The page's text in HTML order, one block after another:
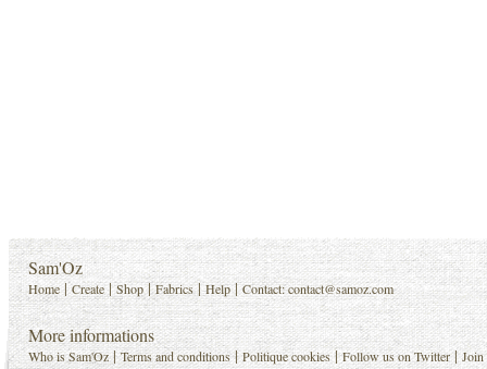
Sam'Oz
Home |Create |Shop |Fabrics |Help |Contact:contact@samoz.com
More informations
Who is Sam'Oz |Terms and conditions |Politique cookies |Follow us on Twitter |Join